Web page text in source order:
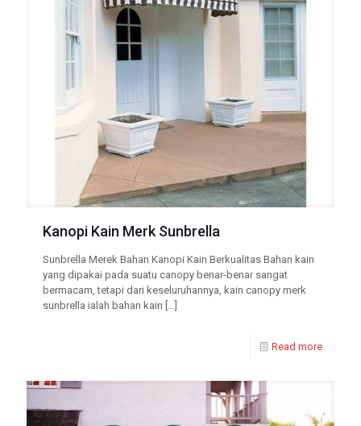
Kanopi Kain Merk Sunbrella
Sunbrella Merek Bahan Kanopi Kain Berkualitas Bahan kain
yang dipakai pada suatu canopy benar-benar sangat
bermacam, tetapi dari keseluruhannya, kain canopy merk
sunbrella ialah bahan kain
Read more